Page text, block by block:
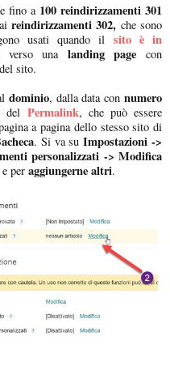
fino a 100 reindirizzamenti 301
reindirizzamenti 302, che sono
usati quando il sito è in
unalanding page con
sito.
dominio, dalla data connumero
del Permalink, che può essere
a pagina dello stesso sito di
. Si va suImpostazioni ->
personalizzati -> Modifica
per aggiungerne altri.